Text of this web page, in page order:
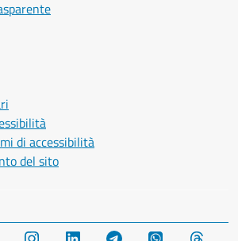
di accessibilità
del sito